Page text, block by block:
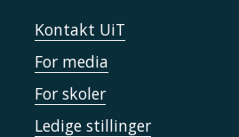
Kontakt UiT
For media
For skoler
Ledige stillinger